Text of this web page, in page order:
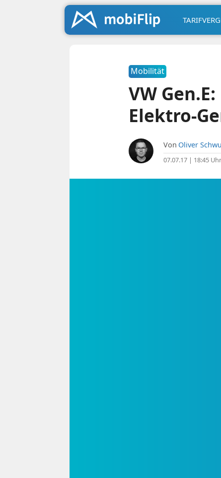
Mobilität
VW
Elektro-
Von Oliver
07.07.17 | 18:45 Uhr